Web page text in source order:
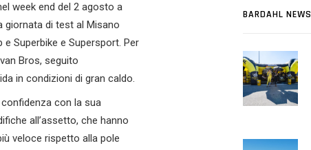
week end del 2 agosto a
giornata di test al Misano
Superbike e Supersport. Per
Bros, seguito
in condizioni di gran caldo.
con la sua
all’assetto, che hanno
veloce rispetto alla pole
BARDAHL NEWS